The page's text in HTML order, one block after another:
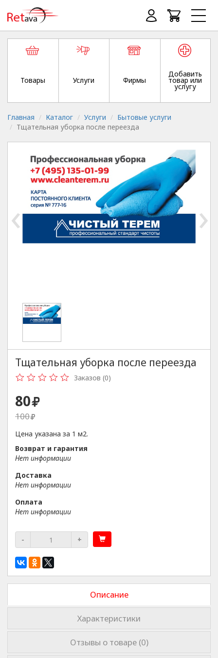
Товары Услуги Фирмы
Добавить
товар или
услугу
Главная Каталог Услуги
Бытовые услуги
Тщательная уборка после переезда
‹ ›
Тщательная уборка после переезда
Заказов (0)
80
100
Цена указана за 1 м2.
Возврат и гарантия
Нет информации
Доставка
Нет информации
Оплата
Нет информации
- +
Описание
Характеристики
Отзывы о товаре (0)